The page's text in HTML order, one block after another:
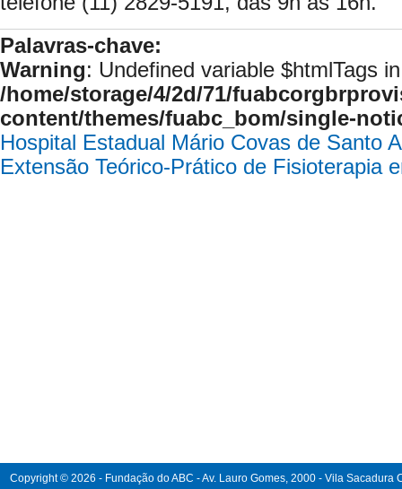
Palavras-chave:
Warning: Undefined variable $htmlTags in
/home/storage/4/2d/71/
content/themes/fuabc_bom/single-
Hospital Estadual Mário Covas de Santo
Extensão Teórico-Prático de Fisioterapia
Copyright © 2026 - Fundação do ABC - Av. Lauro Gomes, 2000 - Vila